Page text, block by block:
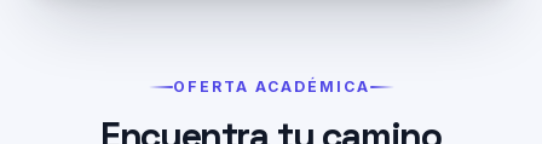
OFERTA ACADÉMICA